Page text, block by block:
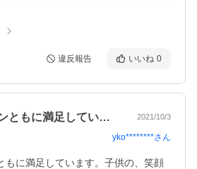
違反報告 いいね 0
使い心地、デザインともに満足しています… 2021/10/3
yko********さん
もに満足しています。子供の、笑顔